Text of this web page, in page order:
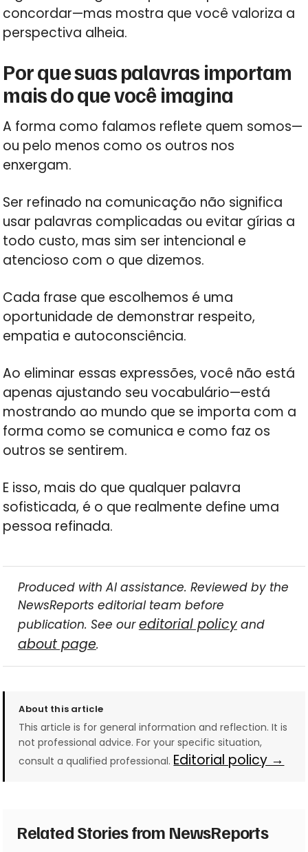
concordar—mas mostra que você valoriza a
perspectiva alheia.
Por que suas palavras importam
mais do que você imagina
A forma como falamos reflete quem somos—
ou pelo menos como os outros nos
enxergam.
Ser refinado na comunicação não significa
usar palavras complicadas ou evitar gírias a
todo custo, mas sim ser intencional e
atencioso com o que dizemos.
Cada frase que escolhemos é uma
oportunidade de demonstrar respeito,
empatia e autoconsciência.
Ao eliminar essas expressões, você não está
apenas ajustando seu vocabulário—está
mostrando ao mundo que se importa com a
forma como se comunica e como faz os
outros se sentirem.
E isso, mais do que qualquer palavra
sofisticada, é o que realmente define uma
pessoa refinada.
Produced with AI assistance. Reviewed by the
NewsReports editorial team before
publication. See oureditorial policyand
about page.
About this article
This article is for general information and reflection. It is
not professional advice. For your specific situation,
consult a qualified professional. Editorial policy →
Related Stories from NewsReports